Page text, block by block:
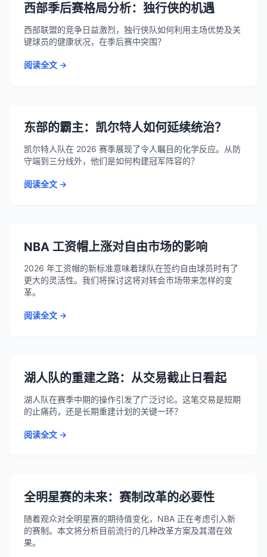
西部季后赛格局分析：独行侠的机遇
西部联盟的竞争日益激烈，独行侠队如何利用主场优势及关
键球员的健康状况，在季后赛中突围？
阅读全文 →
东部的霸主：凯尔特人如何延续统治？
凯尔特人队在 2026 赛季展现了令人瞩目的化学反应。从防
守端到三分线外，他们是如何构建冠军阵容的？
阅读全文 →
NBA 工资帽上涨对自由市场的影响
2026 年工资帽的新标准意味着球队在签约自由球员时有了
更大的灵活性。我们将探讨这将对转会市场带来怎样的变
革。
阅读全文 →
湖人队的重建之路：从交易截止日看起
湖人队在赛季中期的操作引发了广泛讨论。这笔交易是短期
的止痛药，还是长期重建计划的关键一环？
阅读全文 →
全明星赛的未来：赛制改革的必要性
随着观众对全明星赛的期待值变化，NBA 正在考虑引入新
的赛制。本文将分析目前流行的几种改革方案及其潜在效
果。